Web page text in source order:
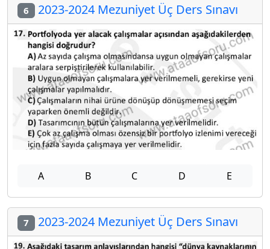
6 2023-2024 Mezuniyet Üç Ders Sınavı
A B C D E
7 2023-2024 Mezuniyet Üç Ders Sınavı